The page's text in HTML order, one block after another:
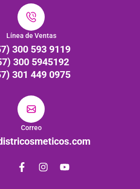
Línea de Ventas
300 593 9119
300 5945192
301 449 0975
Correo